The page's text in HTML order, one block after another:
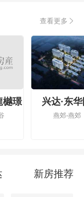
查看更多
樾璟
兴达·东
燕郊-燕郊
新房推荐